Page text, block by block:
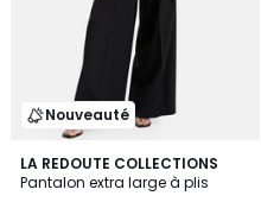
Nouveauté
LA REDOUTE COLLECTIONS
Pantalon extra large à plis